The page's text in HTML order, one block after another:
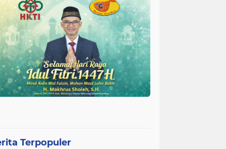
Terpopuler